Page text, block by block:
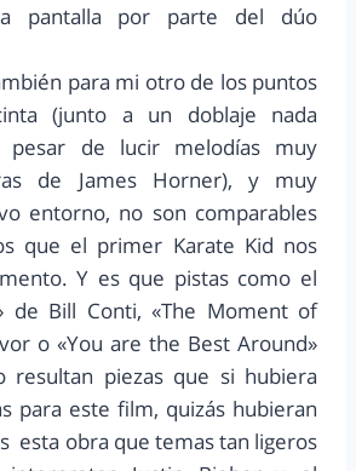
pantalla por parte del dúo
para mi otro de los puntos
(junto a un doblaje nada
pesar de lucir melodías muy
de James Horner), y muy
entorno, no son comparables
que el primer Karate Kid nos
Y es que pistas como el
de Bill Conti, «The Moment of
o «You are the Best Around»
resultan piezas que si hubiera
para este film, quizás hubieran
esta obra que temas tan ligeros